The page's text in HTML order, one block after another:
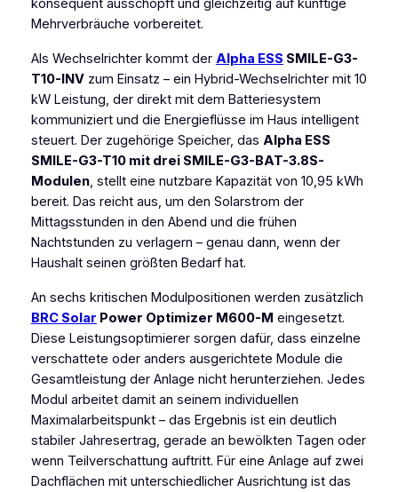
Mehrverbräuche vorbereitet.
Als Wechselrichter kommt der Alpha ESS SMILE-G3-
T10-INVzum Einsatz – ein Hybrid-Wechselrichter mit 10
kW Leistung, der direkt mit dem Batteriesystem
kommuniziert und die Energieflüsse im Haus intelligent
steuert. Der zugehörige Speicher, das Alpha ESS
SMILE-G3-T10 mit drei SMILE-G3-BAT-3.8S-
Modulen, stellt eine nutzbare Kapazität von 10,95 kWh
bereit. Das reicht aus, um den Solarstrom der
Mittagsstunden in den Abend und die frühen
Nachtstunden zu verlagern – genau dann, wenn der
Haushalt seinen größten Bedarf hat.
An sechs kritischen Modulpositionen werden zusätzlich
BRC Solar Power Optimizer M600-M eingesetzt.
Diese Leistungsoptimierer sorgen dafür, dass einzelne
verschattete oder anders ausgerichtete Module die
Gesamtleistung der Anlage nicht herunterziehen. Jedes
Modul arbeitet damit an seinem individuellen
Maximalarbeitspunkt – das Ergebnis ist ein deutlich
stabiler Jahresertrag, gerade an bewölkten Tagen oder
wenn Teilverschattung auftritt. Für eine Anlage auf zwei
Dachflächen mit unterschiedlicher Ausrichtung ist das